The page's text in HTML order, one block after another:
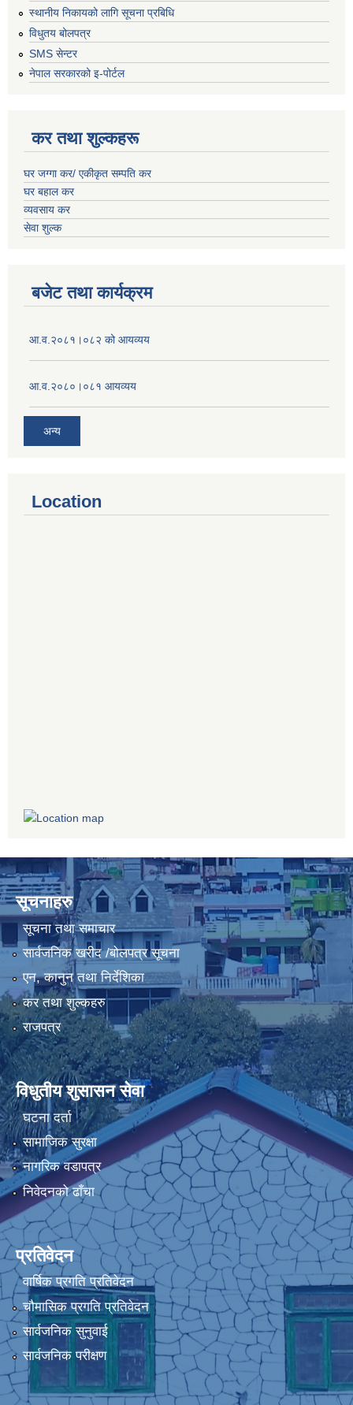
स्थानीय निकायको लागि सूचना प्रबिधि
विधुतय बोलपत्र
SMS सेन्टर
नेपाल सरकारको इ-पोर्टल
कर तथा शुल्कहरू
घर जग्गा कर/ एकीकृत सम्पति कर
घर बहाल कर
व्यवसाय कर
सेवा शुल्क
बजेट तथा कार्यक्रम
आ.व.२०८१।०८२ को आयव्यय
आ.व.२०८०।०८१ आयव्यय
अन्य
Location
सूचनाहरु
सूचना तथा समाचार
सार्वजनिक खरीद /बोलपत्र सूचना
एन, कानुन तथा निर्देशिका
कर तथा शुल्कहरु
राजपत्र
विधुतीय शुसासन सेवा
घटना दर्ता
सामाजिक सुरक्षा
नागरिक वडापत्र
निवेदनको ढाँचा
प्रतिवेदन
वार्षिक प्रगति प्रतिवेदन
चौमासिक प्रगति प्रतिवेदन
सार्वजनिक सुनुवाई
सार्वजनिक परीक्षण